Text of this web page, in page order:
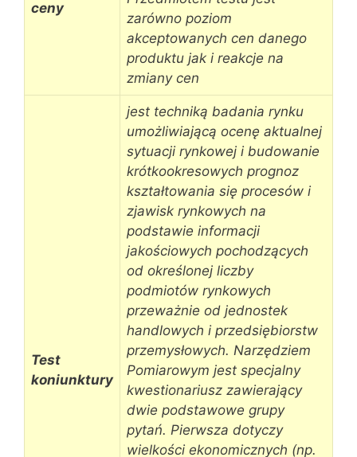
ceny
zarówno poziom
akceptowanych cen danego
produktu jak i reakcje na
zmiany cen
Test
koniunktury
jest techniką badania rynku
umożliwiającą ocenę aktualnej
sytuacji rynkowej i budowanie
krótkookresowych prognoz
kształtowania się procesów i
zjawisk rynkowych na
podstawie informacji
jakościowych pochodzących
od określonej liczby
podmiotów rynkowych
przeważnie od jednostek
handlowych i przedsiębiorstw
przemysłowych. Narzędziem
Pomiarowym jest specjalny
kwestionariusz zawierający
dwie podstawowe grupy
pytań. Pierwsza dotyczy
wielkości ekonomicznych (np.